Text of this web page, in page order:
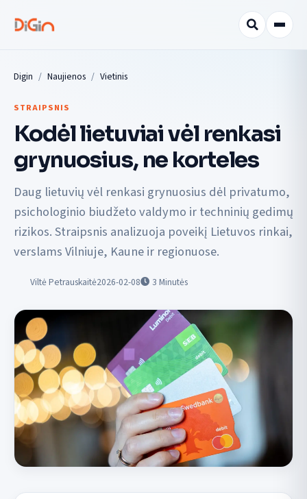
Digin Naujienos Vietinis
STRAIPSNIS
Kodėl lietuviai vėl renkasi
grynuosius, ne korteles
Daug lietuvių vėl renkasi grynuosius dėl privatumo,
psichologinio biudžeto valdymo ir techninių gedimų
rizikos. Straipsnis analizuoja poveikį Lietuvos rinkai,
verslams Vilniuje, Kaune ir regionuose.
Viltė Petrauskaitė2026-02-08 3 Minutės